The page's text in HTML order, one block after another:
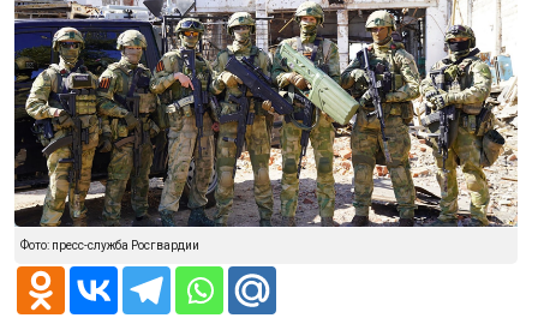
Фото: пресс-служба Росгвардии